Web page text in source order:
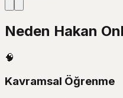
Neden Hakan
🧠
Kavramsal Öğrenme